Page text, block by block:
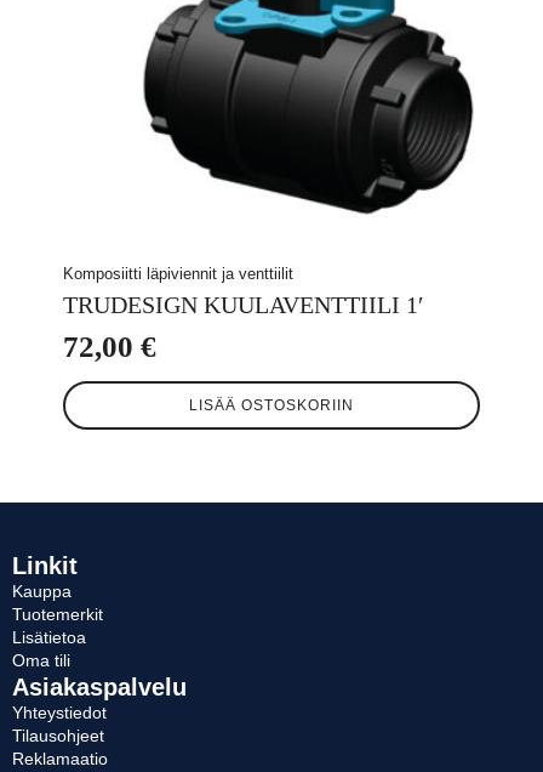
Komposiitti läpiviennit ja venttiilit
TRUDESIGN KUULAVENTTIILI 1′
72,00 €
LISÄÄ OSTOSKORIIN
Linkit
Kauppa
Tuotemerkit
Lisätietoa
Oma tili
Asiakaspalvelu
Yhteystiedot
Tilausohjeet
Reklamaatio